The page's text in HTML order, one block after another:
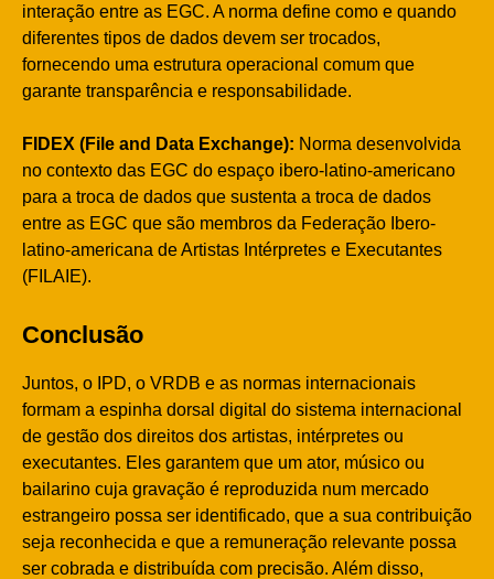
interação entre as EGC. A norma define como e quando
diferentes tipos de dados devem ser trocados,
fornecendo uma estrutura operacional comum que
garante transparência e responsabilidade.
FIDEX (File and Data Exchange): Norma desenvolvida
no contexto das EGC do espaço ibero-latino-americano
para a troca de dados que sustenta a troca de dados
entre as EGC que são membros da Federação Ibero-
latino-americana de Artistas Intérpretes e Executantes
(FILAIE).
Conclusão
Juntos, o IPD, o VRDB e as normas internacionais
formam a espinha dorsal digital do sistema internacional
de gestão dos direitos dos artistas, intérpretes ou
executantes. Eles garantem que um ator, músico ou
bailarino cuja gravação é reproduzida num mercado
estrangeiro possa ser identificado, que a sua contribuição
seja reconhecida e que a remuneração relevante possa
ser cobrada e distribuída com precisão. Além disso,